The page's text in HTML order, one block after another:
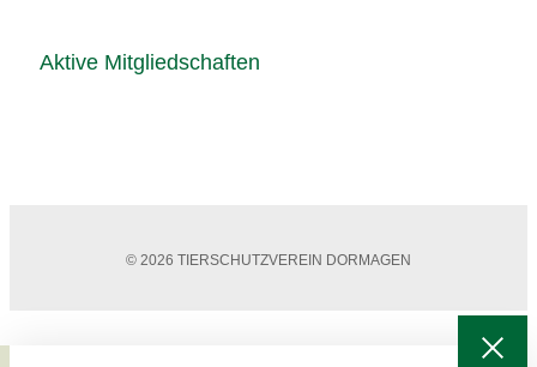
Aktive Mitgliedschaften
© 2026 TIERSCHUTZVEREIN DORMAGEN